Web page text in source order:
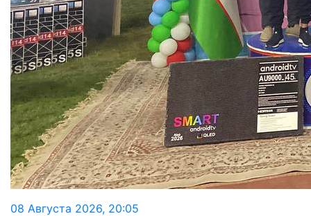
08 Августа 2026, 20:05